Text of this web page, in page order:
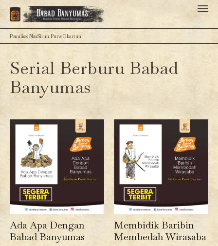
Penulise: NasSirun PurwOkartun
Serial Berburu Babad
Banyumas
Ada Apa Dengan
Babad Banyumas
Membidik Baribin
Membedah Wirasaba